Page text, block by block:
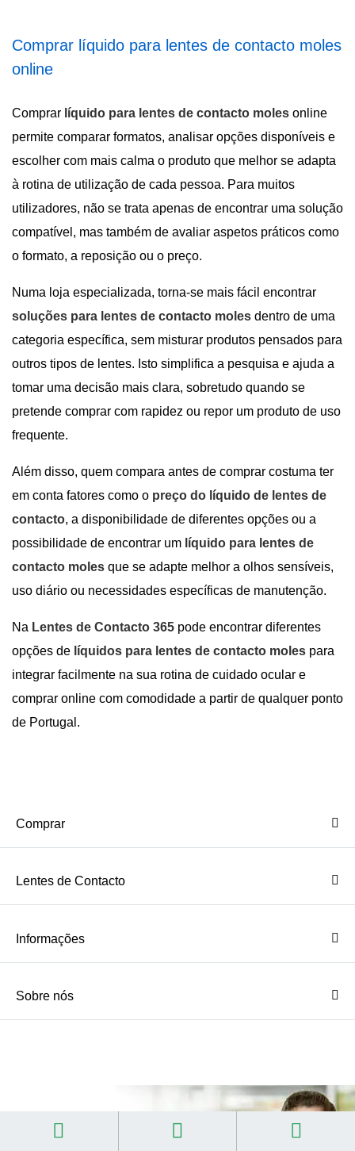
Comprar líquido para lentes de contacto moles
online
Comprar líquido para lentes de contacto moles online
permite comparar formatos, analisar opções disponíveis e
escolher com mais calma o produto que melhor se adapta
à rotina de utilização de cada pessoa. Para muitos
utilizadores, não se trata apenas de encontrar uma solução
compatível, mas também de avaliar aspetos práticos como
o formato, a reposição ou o preço.
Numa loja especializada, torna-se mais fácil encontrar
soluções para lentes de contacto moles dentro de uma
categoria específica, sem misturar produtos pensados para
outros tipos de lentes. Isto simplifica a pesquisa e ajuda a
tomar uma decisão mais clara, sobretudo quando se
pretende comprar com rapidez ou repor um produto de uso
frequente.
Além disso, quem compara antes de comprar costuma ter
em conta fatores como o preço do líquido de lentes de
contacto, a disponibilidade de diferentes opções ou a
possibilidade de encontrar um líquido para lentes de
contacto moles que se adapte melhor a olhos sensíveis,
uso diário ou necessidades específicas de manutenção.
Na Lentes de Contacto 365 pode encontrar diferentes
opções de líquidos para lentes de contacto moles para
integrar facilmente na sua rotina de cuidado ocular e
comprar online com comodidade a partir de qualquer ponto
de Portugal.
Comprar
Lentes de Contacto
Informações
Sobre nós